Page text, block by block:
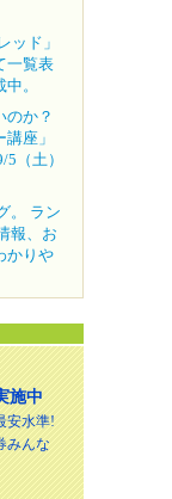
ッド」
一覧表
。
のか？
座」
（土）
。 ラン
報、お
かりや
施中
安水準!
みんな